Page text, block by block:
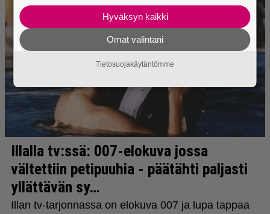
Hyväksyn kaikki
Omat valintani
Tietosuojakäytäntömme